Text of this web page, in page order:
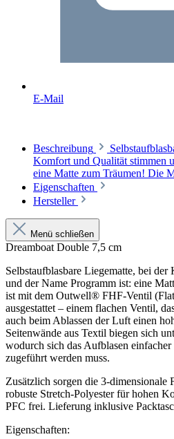
E-Mail
Beschreibung
Komfort und Qualität stimmen
eine Matte zum Träumen! Die
Eigenschaften
Hersteller
Menü schließen
Dreamboat Double 7,5 cm
Selbstaufblasbare Liegematte, bei
und der Name Programm ist: eine
ist mit dem Outwell® FHF-Ventil
ausgestattet – einem flachen Ventil,
auch beim Ablassen der Luft einen
Seitenwände aus Textil biegen sich
wodurch sich das Aufblasen
zugeführt werden muss.
Zusätzlich sorgen die 3-dimensionale
robuste Stretch-Polyester für hohen
PFC frei. Lieferung inklusive
Eigenschaften: